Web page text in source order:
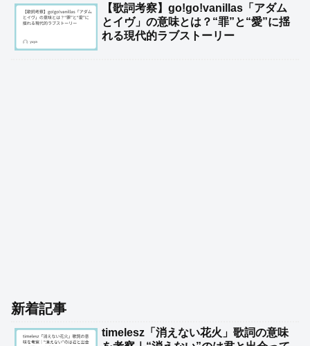
【歌詞考察】go!go!vanillas「アダム
とイヴ」の意味とは？“罪”と“愛”に揺
れる現代的ラブストーリー
新着記事
timelesz「消えない花火」歌詞の意味